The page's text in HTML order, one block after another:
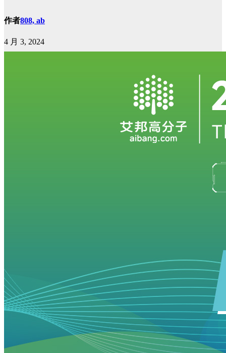
作者808, ab
4 月 3, 2024